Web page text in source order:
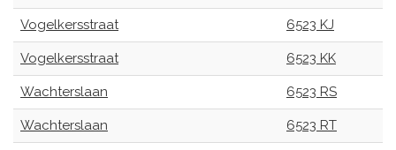
Vogelkersstraat 6523 KJ
Vogelkersstraat 6523 KK
Wachterslaan 6523 RS
Wachterslaan 6523 RT